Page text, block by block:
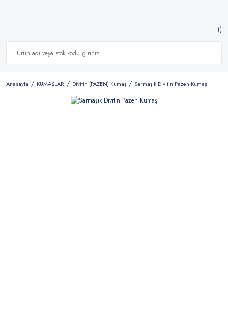
Anasayfa KUMAŞLAR Divitin (PAZEN) Kumaş Sarmaşık Divitin Pazen Kumaş